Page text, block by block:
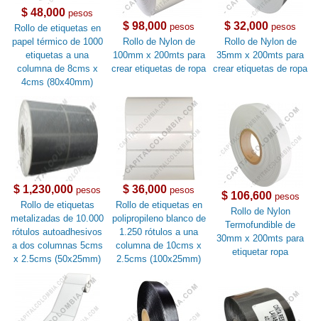
$ 48,000 pesos
Rollo de etiquetas en
papel térmico de 1000
etiquetas a una
columna de 8cms x
4cms (80x40mm)
$ 98,000 pesos
Rollo de Nylon de
100mm x 200mts para
crear etiquetas de ropa
$ 32,000 pesos
Rollo de Nylon de
35mm x 200mts para
crear etiquetas de ropa
$ 1,230,000 pesos
Rollo de etiquetas
metalizadas de 10.000
rótulos autoadhesivos
a dos columnas 5cms
x 2.5cms (50x25mm)
$ 36,000 pesos
Rollo de etiquetas en
polipropileno blanco de
1.250 rótulos a una
columna de 10cms x
2.5cms (100x25mm)
$ 106,600pesos
Rollo de Nylon
Termofundible de
30mm x 200mts para
etiquetar ropa